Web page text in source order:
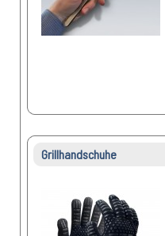
Grillhandschuhe